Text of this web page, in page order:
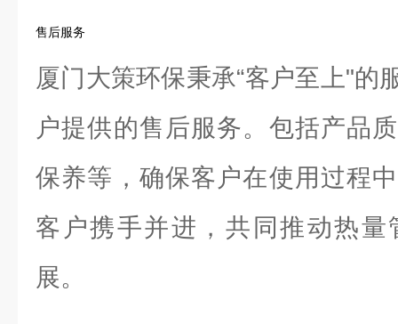
售后服务
厦门大策环保秉承“客户至上"的
户提供的售后服务。包括产品
保养等，确保客户在使用过程
客户携手并进，共同推动热
展。